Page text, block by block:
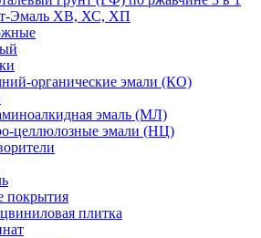
Эмаль ХВ, ХС, ХП
органические эмали (КО)
эмаль (МЛ)
целлюлозные эмали (НЦ)
покрытия
плитка